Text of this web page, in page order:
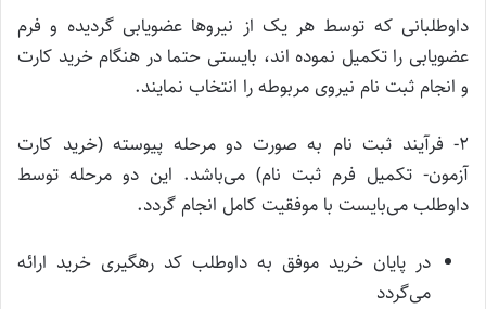
داوطلبانی که توسط هر یک از نیروها عضویابی گردیده و فرم
عضویابی را تکمیل نموده اند، بایستی حتما در هنگام خرید کارت
و انجام ثبت نام نیروی مربوطه را انتخاب نمایند.
۲- فرآیند ثبت نام به صورت دو مرحله پیوسته (خرید کارت
آزمون- تکمیل فرم ثبت نام) می‌باشد. این دو مرحله توسط
داوطلب می‌بایست با موفقیت کامل انجام گردد.
در پایان خرید موفق به داوطلب کد رهگیری خرید ارائه
می‌گردد